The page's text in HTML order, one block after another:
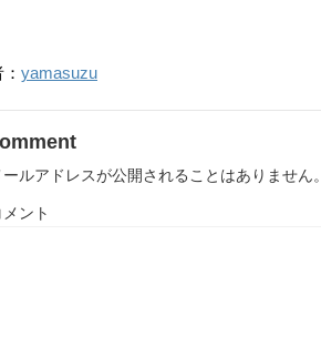
yamasuzu
ールアドレスが公開されることはありません。
メント